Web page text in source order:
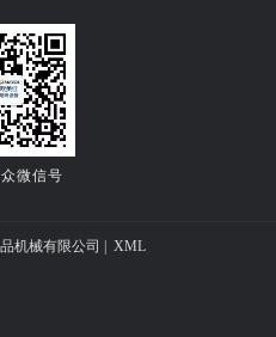
都是不一样的，比如 “自动倾
这个型号的和面机面团容量
，找到你需要的型
微信号
机械有限公司 | XML